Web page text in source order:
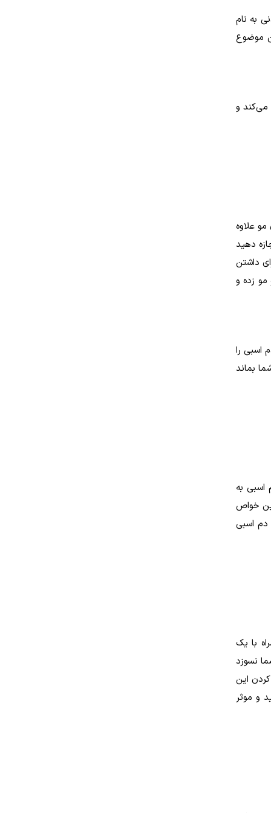
به نام
موضوع
می‌کند و
علاوه
دهید
داشتن
زده و
اسبی را
بماند
اسبی به
خواص
دم اسبی
با یک
نسوزد
این
و موثر